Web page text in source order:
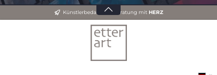
Künstlerbedarf und Beratung mitHERZ